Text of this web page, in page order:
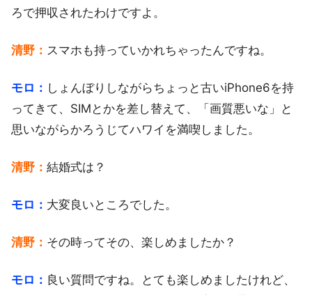
ろで押収されたわけですよ。
清野： スマホも持っていかれちゃったんですね。
モロ： しょんぼりしながらちょっと古いiPhone6を持
ってきて、SIMとかを差し替えて、「画質悪いな」と
思いながらかろうじてハワイを満喫しました。
清野： 結婚式は？
モロ： 大変良いところでした。
清野： その時ってその、楽しめましたか？
モロ： 良い質問ですね。とても楽しめましたけれど、